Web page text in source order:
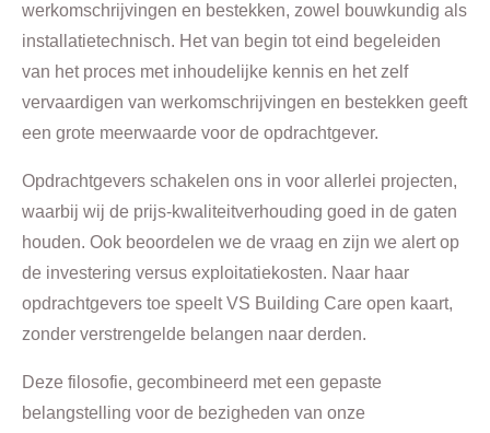
werkomschrijvingen en bestekken, zowel bouwkundig als
installatietechnisch. Het van begin tot eind begeleiden
van het proces met inhoudelijke kennis en het zelf
vervaardigen van werkomschrijvingen en bestekken geeft
een grote meerwaarde voor de opdrachtgever.
Opdrachtgevers schakelen ons in voor allerlei projecten,
waarbij wij de prijs-kwaliteitverhouding goed in de gaten
houden. Ook beoordelen we de vraag en zijn we alert op
de investering versus exploitatiekosten. Naar haar
opdrachtgevers toe speelt VS Building Care open kaart,
zonder verstrengelde belangen naar derden.
Deze filosofie, gecombineerd met een gepaste
belangstelling voor de bezigheden van onze